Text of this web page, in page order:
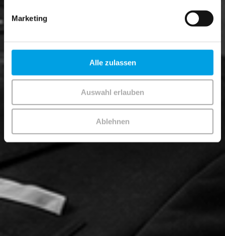
Marketing
Alle zulassen
Auswahl erlauben
Ablehnen